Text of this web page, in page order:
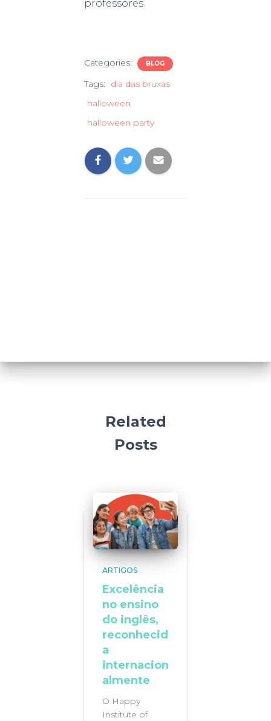
professores.
Categories: BLOG
Tags:
dia das bruxas
halloween
halloween party
Related
Posts
ARTIGOS
Excelência
no ensino
do inglês,
reconhecid
a
internacion
almente
O Happy
Institute of